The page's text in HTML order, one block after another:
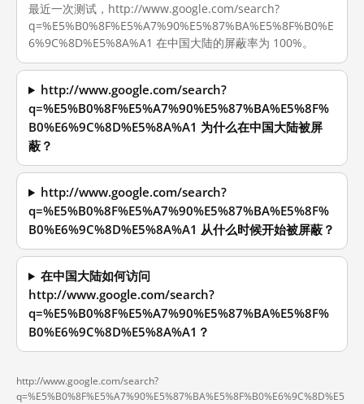
最近一次测试，http://www.google.com/search?
q=%E5%B0%8F%E5%A7%90%E5%87%BA%E5%8F%B0%E
6%9C%8D%E5%8A%A1 在中国大陆的屏蔽率为 100%。
http://www.google.com/search?
q=%E5%B0%8F%E5%A7%90%E5%87%BA%E5%8F%
B0%E6%9C%8D%E5%8A%A1 为什么在中国大陆被屏
蔽？
http://www.google.com/search?
q=%E5%B0%8F%E5%A7%90%E5%87%BA%E5%8F%
B0%E6%9C%8D%E5%8A%A1 从什么时候开始被屏蔽？
在中国大陆如何访问
http://www.google.com/search?
q=%E5%B0%8F%E5%A7%90%E5%87%BA%E5%8F%
B0%E6%9C%8D%E5%8A%A1？
http://www.google.com/search?
q=%E5%B0%8F%E5%A7%90%E5%87%BA%E5%8F%B0%E6%9C%8D%E5